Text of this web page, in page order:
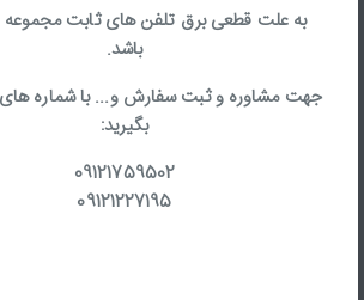
به علت قطعی برق تلفن های ثابت
باشد.
جهت مشاوره و ثبت سفارش و... با شماره
بگیرید:
09121759502
09121227195